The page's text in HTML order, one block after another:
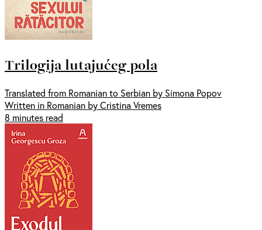
Trilogija lutajućeg pola
Translated from Romanian to Serbian by Simona Popov
Written in Romanian by Cristina Vremes
8 minutes read